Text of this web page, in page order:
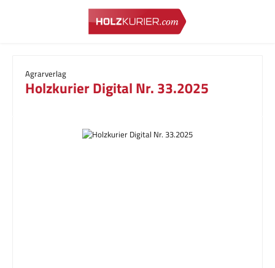
Zum Hauptinhalt springen
Agrarverlag
Holzkurier Digital Nr. 33.2025
Bildergalerie überspringen